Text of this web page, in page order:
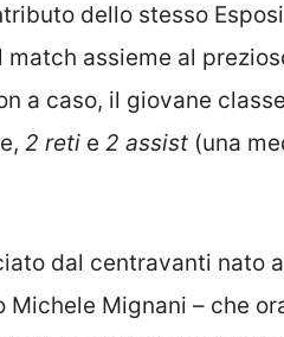
dello stesso
assieme al
a caso, il giovane classe
2 reti e 2 assist (una
dal centravanti nato a
Mignani – che